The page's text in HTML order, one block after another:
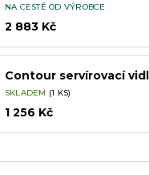
NA CESTĚ OD VÝROBCE
2 883 Kč
Contour servírovací
SKLADEM (1 KS)
1 256 Kč